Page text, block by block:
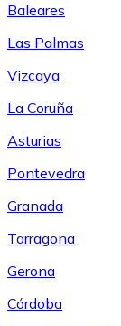
Baleares
Las Palmas
Vizcaya
La Coruña
Asturias
Pontevedra
Granada
Tarragona
Gerona
Córdoba